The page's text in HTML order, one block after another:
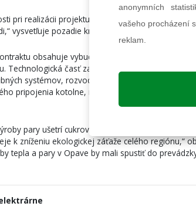
pri realizácii projektu významne pomáhajú
vysvetľuje pozadie know-how Erik Vicena z PPA
obsahuje vybudovanie budovy teplárne,
Technologická časť zahŕňa výbavu kotolne,
systémov, rozvodov zemného plynu a
pripojenia kotolne, nadradeného riadiaceho
pary ušetrí cukrovaru finančné zdroje, zníži
k zníženiu ekologickej záťaže celého regiónu,“
tepla a pary v Opave by mali spustiť do
anonymních
vašeho procházení
reklam.